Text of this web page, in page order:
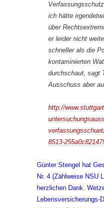
ich hätte
über
er leider nicht
schneller als die
kontaminierten
durchschaut, sagt
Ausschuss aber
http://
8513-
Günter Stengel hat
Nr. 4 (Zählweise NSU
herzlichen Dank.
Lebensversicherungs-